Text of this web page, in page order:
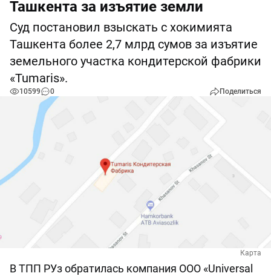
Ташкента за изъятие земли
Суд постановил взыскать с хокимията
Ташкента более 2,7 млрд сумов за изъятие
земельного участка кондитерской фабрики
«Tumaris».
10599 0 Поделиться
Карта
В ТПП РУз обратилась компания ООО «Universal